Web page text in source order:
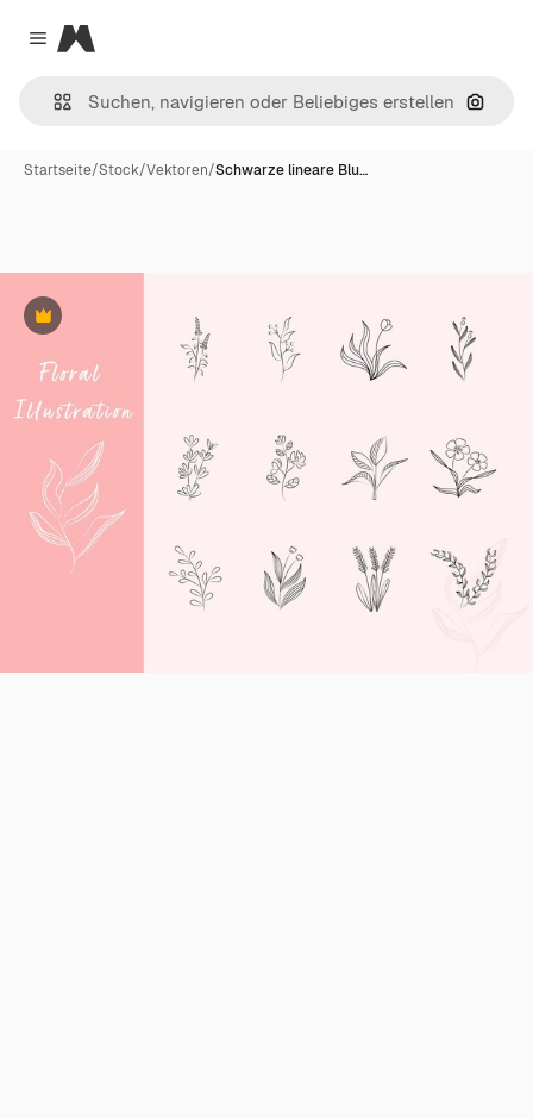
Close menu
Magnific
Nach
Startseite/Stock/Vektoren/Schwarze lineare Blu…
Premium